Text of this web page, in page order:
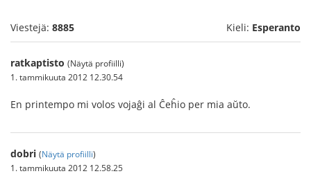
Viestejä: 8885 Kieli: Esperanto
ratkaptisto (Näytä profiilli)
1. tammikuuta 2012 12.30.54
En printempo mi volos vojaĝi al Ĉeĥio per mia aŭto.
dobri (Näytä profiilli)
1. tammikuuta 2012 12.58.25